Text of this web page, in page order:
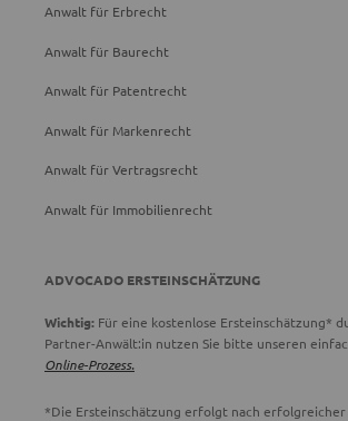
Anwalt für Erbrecht
Anwalt für Baurecht
Anwalt für Patentrecht
Anwalt für Markenrecht
Anwalt für Vertragsrecht
Anwalt für Immobilienrecht
ADVOCADO ERSTEINSCHÄTZUNG
Wichtig: Für eine kostenlose Ersteinschätzung*
Partner-Anwält:in nutzen Sie bitte unseren
Online-Prozess.
*Die Ersteinschätzung erfolgt nach